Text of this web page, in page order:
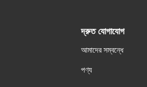
দ্রুত যোগাযোগ
আমাদের সম্বন্ধে
পণ্য